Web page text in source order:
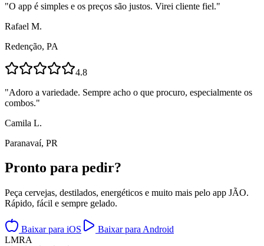
"O app é simples e os preços são justos. Virei cliente fiel."
Rafael M.
Redenção, PA
4.8
"Adoro a variedade. Sempre acho o que procuro, especialmente os
combos."
Camila L.
Paranavaí, PR
Pronto para pedir?
Peça cervejas, destilados, energéticos e muito mais pelo app JÃO.
Rápido, fácil e sempre gelado.
Baixar para iOS
Baixar para Android
LMRA